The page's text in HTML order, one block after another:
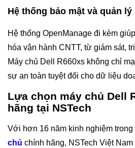
Hệ thống bảo mật và quản lý
Hệ thống OpenManage đi kèm
hóa vận hành CNTT, từ giám sát,
Máy chủ Dell R660xs không chỉ
sự an toàn tuyệt đối cho dữ liệu
Lựa chọn máy chủ Dell
hãng tại NSTech
Với hơn 16 năm kinh nghiệm
chủ chính hãng, NSTech Việt